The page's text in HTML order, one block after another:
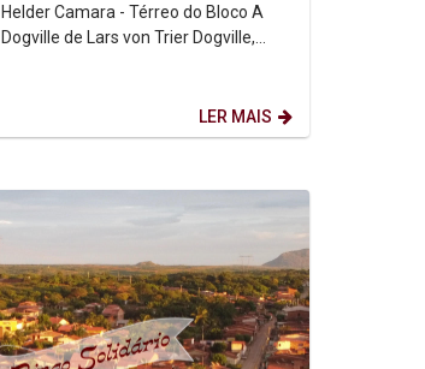
Helder Camara - Térreo do Bloco A
Dogville de Lars von Trier Dogville,
LER MAIS